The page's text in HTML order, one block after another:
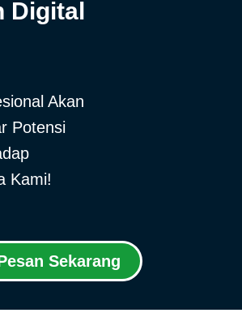
Digital
Akan
Potensi
Kami!
Sekarang